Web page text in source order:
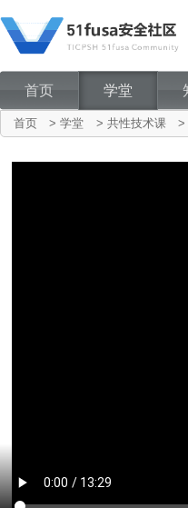
首页 学堂
首页 > 学堂 > 共性技术课 >